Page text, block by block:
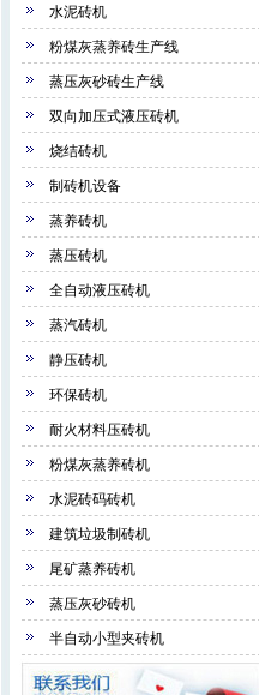
水泥砖机
粉煤灰蒸养砖生产线
蒸压灰砂砖生产线
双向加压式液压砖机
烧结砖机
制砖机设备
蒸养砖机
蒸压砖机
全自动液压砖机
蒸汽砖机
静压砖机
环保砖机
耐火材料压砖机
粉煤灰蒸养砖机
水泥砖码砖机
建筑垃圾制砖机
尾矿蒸养砖机
蒸压灰砂砖机
半自动小型夹砖机